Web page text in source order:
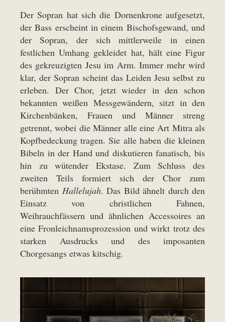
Der Sopran hat sich die Dornenkrone aufgesetzt,
der Bass erscheint in einem Bischofsgewand, und
der Sopran, der sich mittlerweile in einen
festlichen Umhang gekleidet hat, hält eine Figur
des gekreuzigten Jesu im Arm. Immer mehr wird
klar, der Sopran scheint das Leiden Jesu selbst zu
erleben. Der Chor, jetzt wieder in den schon
bekannten weißen Messgewändern, sitzt in den
Kirchenbänken, Frauen und Männer streng
getrennt, wobei die Männer alle eine Art Mitra als
Kopfbedeckung tragen. Sie alle haben die kleinen
Bibeln in der Hand und diskutieren fanatisch, bis
hin zu wütender Ekstase. Zum Schluss des
zweiten Teils formiert sich der Chor zum
berühmten Hallelujah. Das Bild ähnelt durch den
Einsatz von christlichen Fahnen,
Weihrauchfässern und ähnlichen Accessoires an
eine Fronleichnamsprozession und wirkt trotz des
starken Ausdrucks und des imposanten
Chorgesangs etwas kitschig.